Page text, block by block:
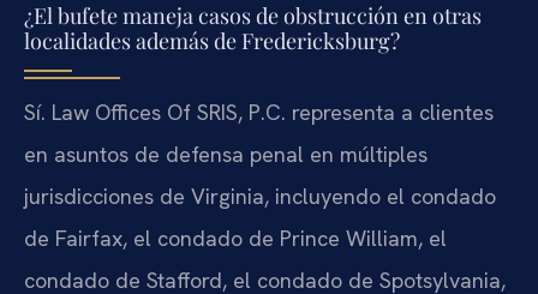
¿El bufete maneja casos de obstrucción en otras
localidades además de Fredericksburg?
Sí. Law Offices Of SRIS, P.C. representa a clientes
en asuntos de defensa penal en múltiples
jurisdicciones de Virginia, incluyendo el condado
de Fairfax, el condado de Prince William, el
condado de Stafford, el condado de Spotsylvania,